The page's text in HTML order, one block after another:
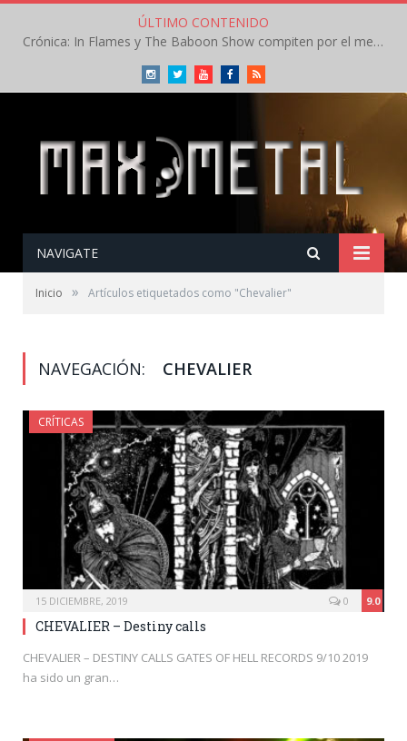
ÚLTIMO CONTENIDO
Crónica: In Flames y The Baboon Show compiten por el mejor concierto del día en el Leyendas del Rock – Viernes – Agosto 2026
InstagramTwitterYoutubeFacebookRSS
NAVIGATE
Inicio » Artículos etiquetados como "Chevalier"
NAVEGACIÓN: CHEVALIER
CRÍTICAS
15 DICIEMBRE, 2019 9.0
0
CHEVALIER – Destiny calls
CHEVALIER – DESTINY CALLS GATES OF HELL RECORDS 9/10 2019
ha sido un gran…